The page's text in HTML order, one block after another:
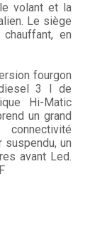
volant et la
Le siège
en
fourgon
3 l de
Hi-Matic
un grand
un
avant Led.